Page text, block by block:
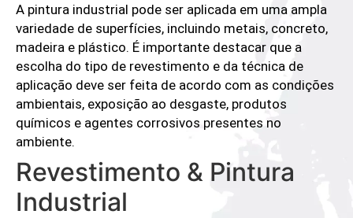
A pintura industrial pode ser aplicada em uma ampla
variedade de superfícies, incluindo metais, concreto,
madeira e plástico. É importante destacar que a
escolha do tipo de revestimento e da técnica de
aplicação deve ser feita de acordo com as condições
ambientais, exposição ao desgaste, produtos
químicos e agentes corrosivos presentes no
ambiente.
Revestimento & Pintura
Industrial